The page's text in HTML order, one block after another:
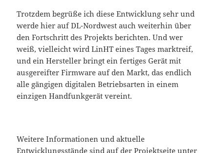
Trotzdem begrüße ich diese Entwicklung sehr und
werde hier auf DL-Nordwest auch weiterhin über
den Fortschritt des Projekts berichten. Und wer
weiß, vielleicht wird LinHT eines Tages marktreif,
und ein Hersteller bringt ein fertiges Gerät mit
ausgereifter Firmware auf den Markt, das endlich
alle gängigen digitalen Betriebsarten in einem
einzigen Handfunkgerät vereint.
Weitere Informationen und aktuelle
Entwicklungsstände sind auf der Projektseite unter